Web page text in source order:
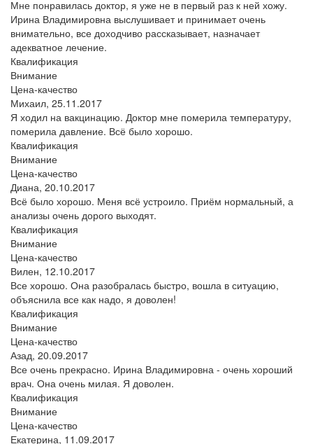
Мне понравилась доктор, я уже не в первый раз к ней хожу.
Ирина Владимировна выслушивает и принимает очень
внимательно, все доходчиво рассказывает, назначает
адекватное лечение.
Квалификация
Внимание
Цена-качество
Михаил, 25.11.2017
Я ходил на вакцинацию. Доктор мне померила температуру,
померила давление. Всё было хорошо.
Квалификация
Внимание
Цена-качество
Диана, 20.10.2017
Всё было хорошо. Меня всё устроило. Приём нормальный, а
анализы очень дорого выходят.
Квалификация
Внимание
Цена-качество
Вилен, 12.10.2017
Все хорошо. Она разобралась быстро, вошла в ситуацию,
объяснила все как надо, я доволен!
Квалификация
Внимание
Цена-качество
Азад, 20.09.2017
Все очень прекрасно. Ирина Владимировна - очень хороший
врач. Она очень милая. Я доволен.
Квалификация
Внимание
Цена-качество
Екатерина, 11.09.2017